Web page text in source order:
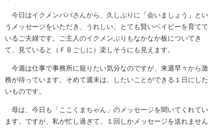
今日はイクメンパパさんから、久しぶりに「会いましょう」とい
うメッセージをいただき、うれしい。とても賢いベイビーを育てて
いるご夫婦です。ご主人のイクメンぶりもなかなか板についてき
て、見ていると（ＦＢごしに）楽しそうにも見えます。
今週は仕事で事務所に籠りたい気分なのですが、来週早々から激
務が待っています。そめて週末は、したいことができる１日にした
いものです。
母は、今日も「ここくまちゃん」のメッセージを聞いてくれてい
ます。ですが、私が忙し過ぎて、１回しかメッセージを送れません